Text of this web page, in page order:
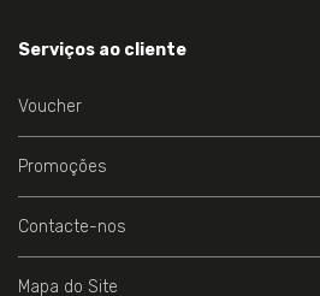
Serviços ao cliente
Voucher
Promoções
Contacte-nos
Mapa do Site